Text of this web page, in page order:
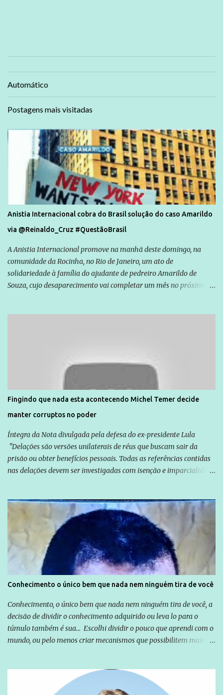
Automático
Postagens mais visitadas
Anistia Internacional cobra do Brasil solução do caso Amarildo
via @Reinaldo_Cruz #QuestãoBrasil
A Anistia Internacional promove na manhã deste domingo, na
comunidade da Rocinha, no Rio de Janeiro, um ato de
solidariedade à família do ajudante de pedreiro Amarildo de
Souza, cujo desaparecimento vai completar um mês no próximo
são vítimas de violência, estão em situação de risco ou têm seus
direitos violados. Leia mais: Anistia Internacional cobra do Brasil
solução do caso Amarildo - Terra Brasil
Fingindo que nada esta acontecendo Michel Temer decide
manter corruptos no poder
Íntegra da Nota divulgada pela defesa do ex-presidente Lula
"Delações são versões unilaterais de réus que buscam sair da
prisão ou obter benefícios pessoais. Todas as referências contidas
nas delações devem ser investigadas com isenção e imparcialidade
Globo manteve com o Grupo Odebrecht, citada na delação de
Emílio Odebrecht. Lula sempre atuou para promover o Brasil no
exterior, e não para promover determinadas empresas ou
empresários" Assina a nota o advogado Cristiano Zanin Martins
Conhecimento o único bem que nada nem ninguém tira de você
Conhecimento, o único bem que nada nem ninguém tira de você, a
decisão de dividir o conhecimento adquirido ou leva lo para o
túmulo também é sua... Escolhi dividir o pouco que aprendi com o
mundo, ou pelo menos criar mecanismos que possibilitem mais e
empreendedor da comunicação, que além de informação
cotidiana, corriqueira e cada vez mais preocupantes, do tipo que